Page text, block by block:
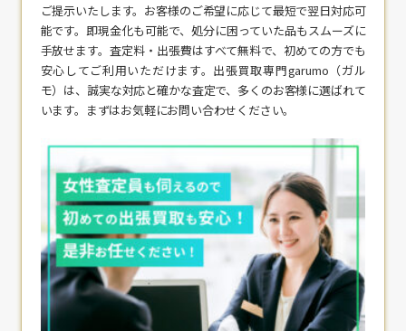
ご提示いたします。お客様のご希望に応じて最短で翌日対応可
能です。即現金化も可能で、処分に困っていた品もスムーズに
手放せます。査定料・出張費はすべて無料で、初めての方でも
安心してご利用いただけます。出張買取専門garumo（ガル
モ）は、誠実な対応と確かな査定で、多くのお客様に選ばれて
います。まずはお気軽にお問い合わせください。